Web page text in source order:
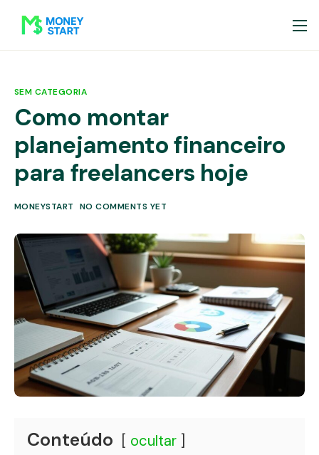
SEM CATEGORIA
Como montar
planejamento financeiro
para freelancers hoje
MONEYSTART NO COMMENTS YET
Conteúdo ocultar